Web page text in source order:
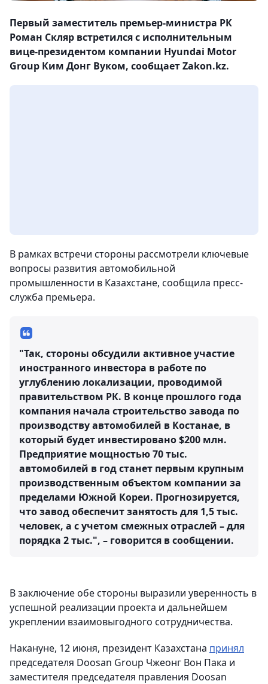
Первый заместитель премьер-министра РК
Роман Скляр встретился с исполнительным
вице-президентом компании Hyundai Motor
Group Ким Донг Вуком, сообщает Zakon.kz.
В рамках встречи стороны рассмотрели ключевые
вопросы развития автомобильной
промышленности в Казахстане, сообщила пресс-
служба премьера.
"Так, стороны обсудили активное участие
иностранного инвестора в работе по
углублению локализации, проводимой
правительством РК. В конце прошлого года
компания начала строительство завода по
производству автомобилей в Костанае, в
который будет инвестировано $200 млн.
Предприятие мощностью 70 тыс.
автомобилей в год станет первым крупным
производственным объектом компании за
пределами Южной Кореи. Прогнозируется,
что завод обеспечит занятость для 1,5 тыс.
человек, а с учетом смежных отраслей – для
порядка 2 тыс.", – говорится в сообщении.
В заключение обе стороны выразили уверенность в
успешной реализации проекта и дальнейшем
укреплении взаимовыгодного сотрудничества.
Накануне, 12 июня, президент Казахстана принял
председателя Doosan Group Чжеонг Вон Пака и
заместителя председателя правления Doosan